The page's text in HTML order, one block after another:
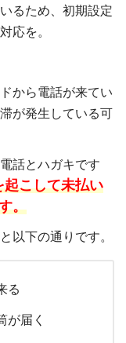
るため、初期設定
応を。
から電話が来てい
が発生している可
話とハガキです
起こして未払い
。
以下の通りです。
る
が届く